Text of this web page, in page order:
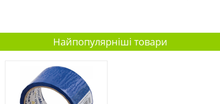
Найпопулярніші товари